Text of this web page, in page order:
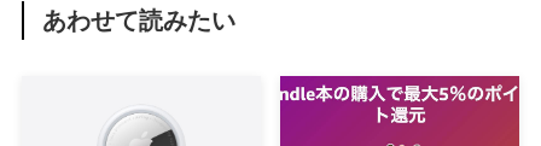
あわせて読みたい